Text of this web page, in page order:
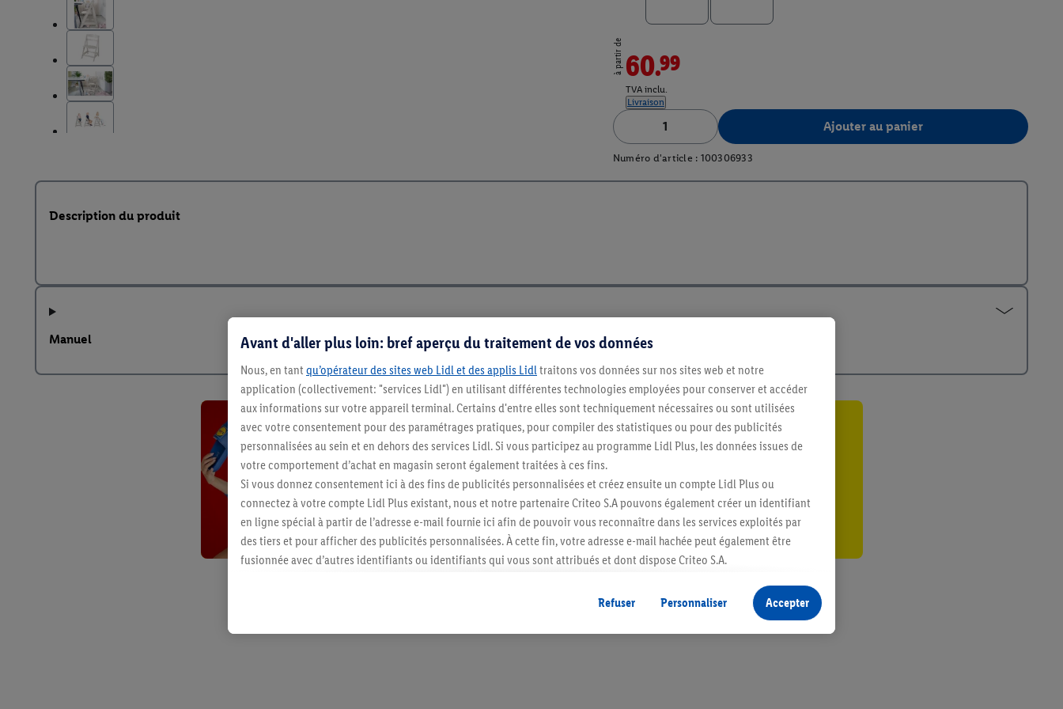
à partir de60.99
TVA inclu.
Livraison
Ajouter au panier
Numéro d'article : 100306933
Description du produit
Manuel
Restez au courant
Abonnez-vous à la newsletter
S'abonner
Avant d'aller plus loin: bref aperçu du traitement de vos données
Nous, en tant qu’opérateur des sites web Lidl et des applis Lidl traitons vos données sur nos sites web et notre
application (collectivement: "services Lidl") en utilisant différentes technologies employées pour conserver et accéder
aux informations sur votre appareil terminal. Certains d'entre elles sont techniquement nécessaires ou sont utilisées
avec votre consentement pour des paramétrages pratiques, pour compiler des statistiques ou pour des publicités
personnalisées au sein et en dehors des services Lidl. Si vous participez au programme Lidl Plus, les données issues de
votre comportement d’achat en magasin seront également traitées à ces fins.
Si vous donnez consentement ici à des fins de publicités personnalisées et créez ensuite un compte Lidl Plus ou
connectez à votre compte Lidl Plus existant, nous et notre partenaire Criteo S.A pouvons également créer un identifiant
en ligne spécial à partir de l’adresse e-mail fournie ici afin de pouvoir vous reconnaître dans les services exploités par
des tiers et pour afficher des publicités personnalisées. À cette fin, votre adresse e-mail hachée peut également être
fusionnée avec d’autres identifiants ou identifiants qui vous sont attribués et dont dispose Criteo S.A.
vous avez montré de l’intérêt (par exemple en plaçant le produit dans un panier d’un webshop mais sans procéder à
l’achat) peuvent également être affichées sur plusieurs apppareils et plusieurs services de Lidl si plusieurs terminaux ou
plusieurs services de Lidl peuvent vous être attribués en utilisant votre adresse e-mail hachée et, le cas échéant, d’autres
Refuser Personnaliser Accepter